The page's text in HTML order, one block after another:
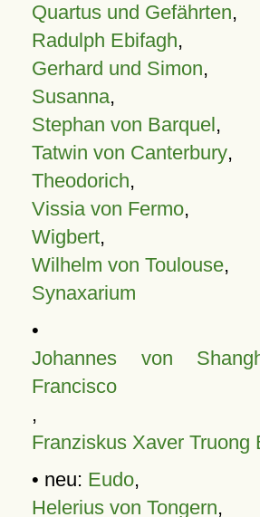
Quartus und Gefährten,
Radulph Ebifagh,
Gerhard und Simon,
Susanna,
Stephan von Barquel,
Tatwin von Canterbury,
Theodorich,
Vissia von Fermo,
Wigbert,
Wilhelm von Toulouse,
Synaxarium
•
Johannes von
Francisco
,
Franziskus Xaver Truong
• neu: Eudo,
Helerius von Tongern,